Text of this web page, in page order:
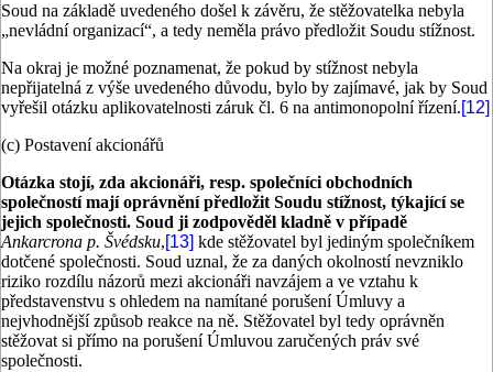
Soud na základě uvedeného došel k závěru, že stěžovatelka nebyla
„nevládní organizací“, a tedy neměla právo předložit Soudu stížnost.
Na okraj je možné poznamenat, že pokud by stížnost nebyla
nepřijatelná z výše uvedeného důvodu, bylo by zajímavé, jak by Soud
vyřešil otázku aplikovatelnosti záruk čl. 6 na antimonopolní řízení.[12]
(c) Postavení akcionářů
Otázka stojí, zda akcionáři, resp. společníci obchodních
společností mají oprávnění předložit Soudu stížnost, týkající se
jejich společnosti. Soud ji zodpověděl kladně v případě
Ankarcrona p. Švédsku,[13] kde stěžovatel byl jediným společníkem
dotčené společnosti. Soud uznal, že za daných okolností nevzniklo
riziko rozdílu názorů mezi akcionáři navzájem a ve vztahu k
představenstvu s ohledem na namítané porušení Úmluvy a
nejvhodnější způsob reakce na ně. Stěžovatel byl tedy oprávněn
stěžovat si přímo na porušení Úmluvou zaručených práv své
společnosti.